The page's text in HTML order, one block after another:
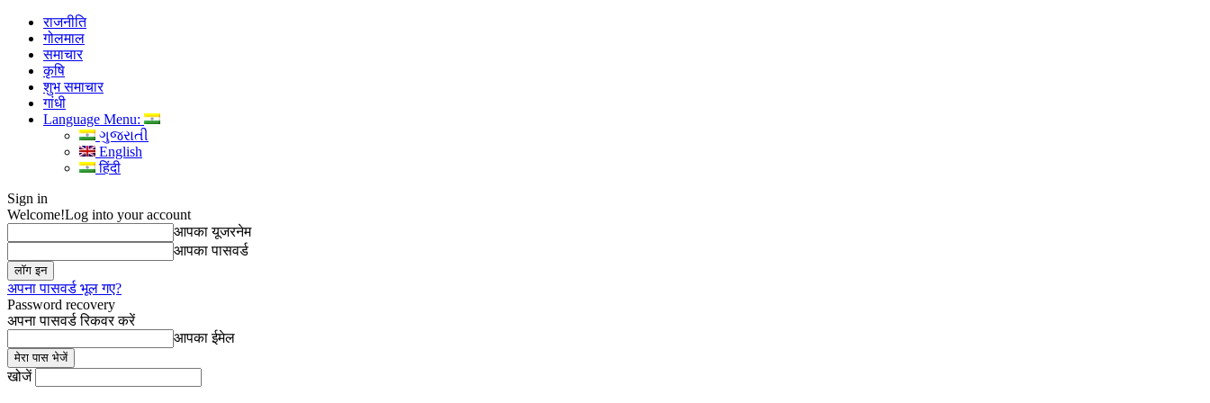
राजनीति
गोलमाल
समाचार
कृषि
शुभ समाचार
गांधी
Language Menu:
ગુજરાતી
English
हिंदी
Sign in
Welcome!Log into your account
आपका यूजरनेम
आपका पासवर्ड
अपना पासवर्ड भूल गए?
Password recovery
अपना पासवर्ड रिकवर करें
आपका ईमेल
खोजें